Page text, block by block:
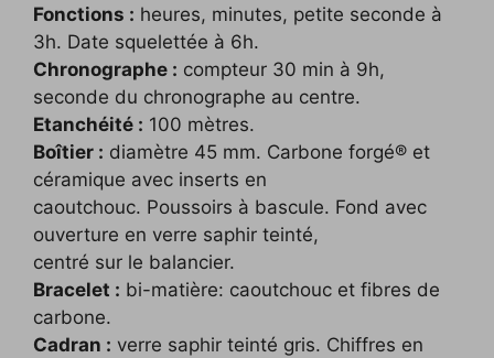
Fonctions : heures, minutes, petite seconde à
3h. Date squelettée à 6h.
Chronographe : compteur 30 min à 9h,
seconde du chronographe au centre.
Etanchéité : 100 mètres.
Boîtier : diamètre 45 mm. Carbone forgé® et
céramique avec inserts en
caoutchouc. Poussoirs à bascule. Fond avec
ouverture en verre saphir teinté,
centré sur le balancier.
Bracelet : bi-matière: caoutchouc et fibres de
carbone.
Cadran : verre saphir teinté gris. Chiffres en